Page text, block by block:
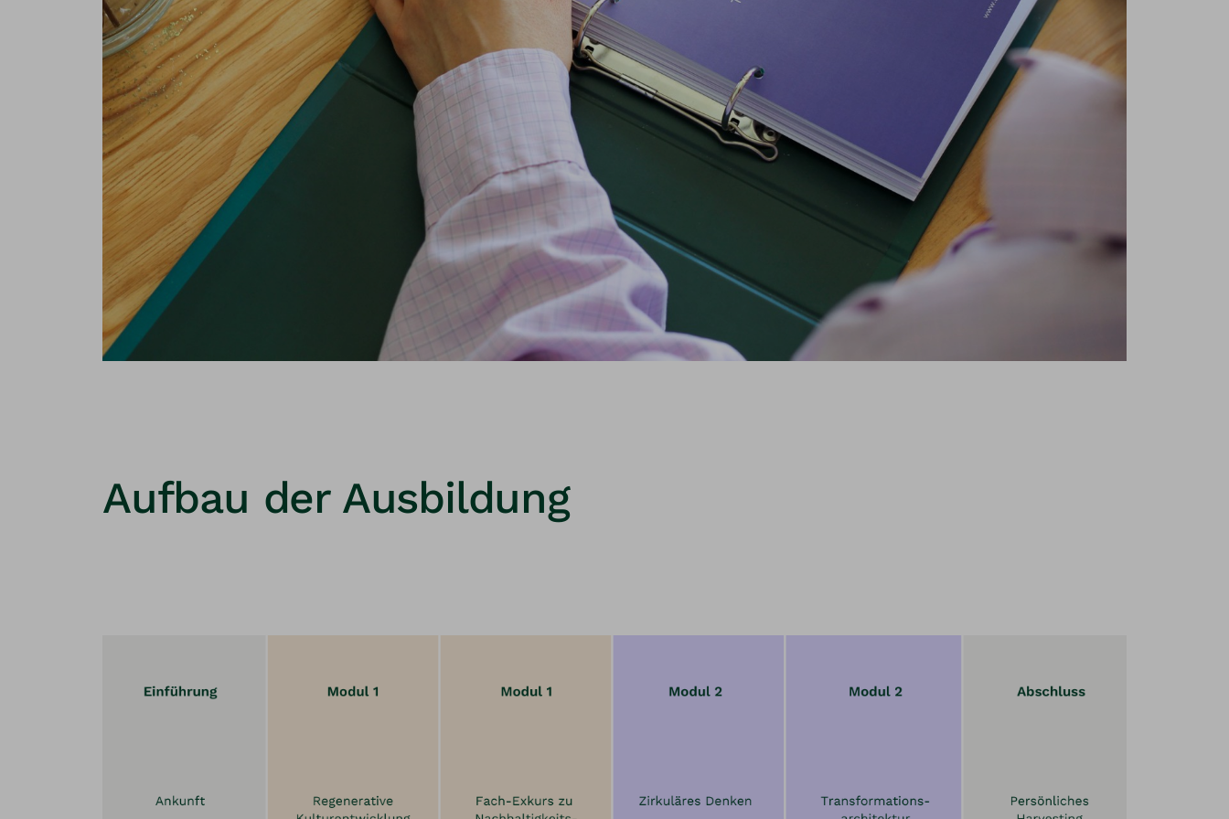
Egal, ob Du das Stellar-Buch schon durchgearbeitet hast, oder nicht –
Du vertiefst Dein Verständnis für die Stellar-Tools sowohl aus
Teilnehmenden- als auch aus Facilitator*innen-Perspektive und bist
nach der Ausbildung in der Lage, Teams eigenständig auf ihrer Stellar-
Reise zu begleiten.
Aufbau der Ausbildung